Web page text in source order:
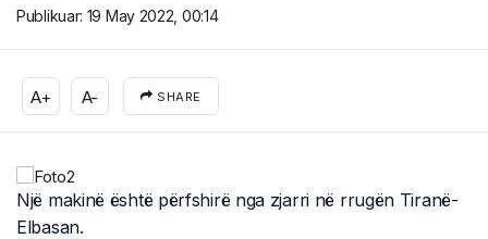
Publikuar: 19 May 2022, 00:14
A+ A- SHARE
Një makinë është përfshirë nga zjarri në rrugën Tiranë-
Elbasan.